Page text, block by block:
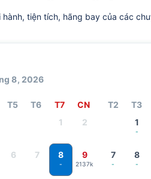
tiện tích, hãng bay của các
8, 2026
T5 T6 T7
CN
1
2
6 7 8
-
9
2137k
T2 T3
1
-
7
-
8
-